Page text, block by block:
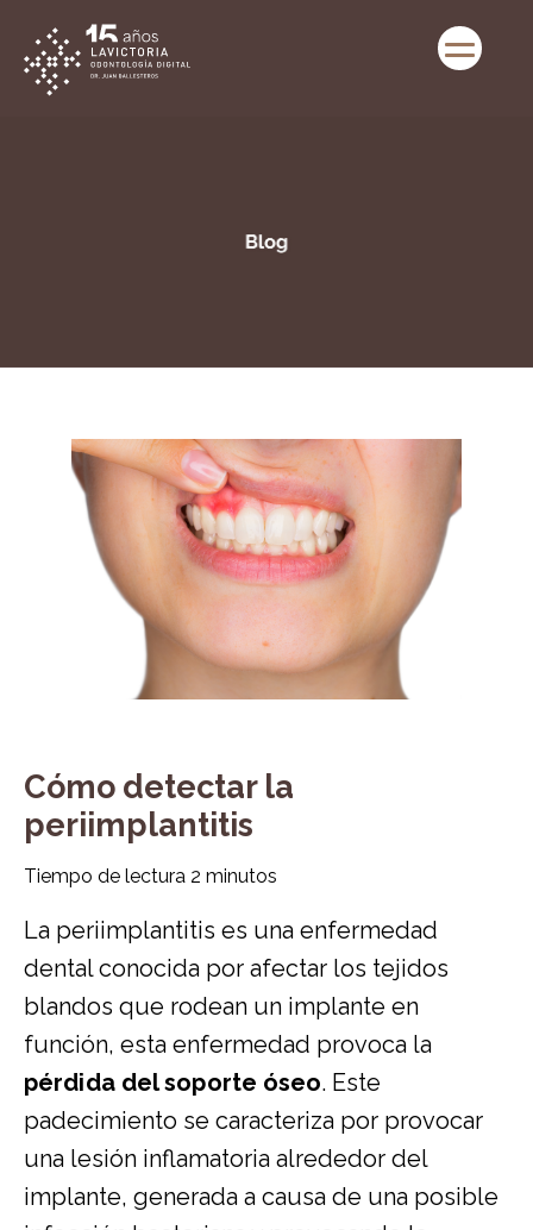
Cómo detectar la
periimplantitis
Tiempo de lectura 2 minutos
La periimplantitis es una enfermedad
dental conocida por afectar los tejidos
blandos que rodean un implante en
función, esta enfermedad provoca la
pérdida del soporte óseo. Este
padecimiento se caracteriza por provocar
una lesión inflamatoria alrededor del
implante, generada a causa de una posible